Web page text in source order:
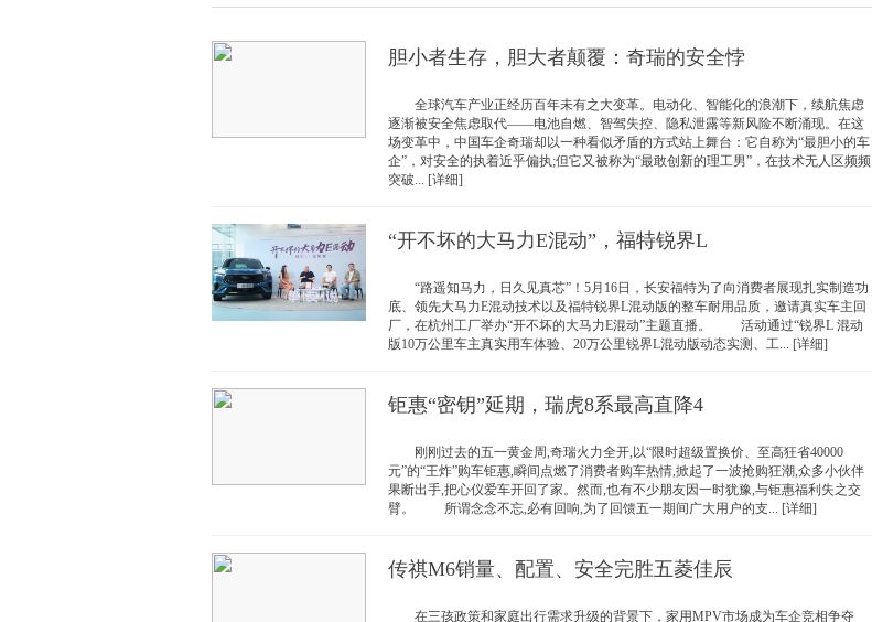
胆小者生存，胆大者颠覆：奇瑞的安全悖
全球汽车产业正经历百年未有之大变革。电动化、智能化的浪潮下，续航焦虑
逐渐被安全焦虑取代——电池自燃、智驾失控、隐私泄露等新风险不断涌现。在这
场变革中，中国车企奇瑞却以一种看似矛盾的方式站上舞台：它自称为“最胆小的车
企”，对安全的执着近乎偏执;但它又被称为“最敢创新的理工男”，在技术无人区频频
突破... [详细]
“开不坏的大马力E混动”，福特锐界L
“路遥知马力，日久见真芯”！5月16日，长安福特为了向消费者展现扎实制造功
底、领先大马力E混动技术以及福特锐界L混动版的整车耐用品质，邀请真实车主回
厂，在杭州工厂举办“开不坏的大马力E混动”主题直播。 活动通过“锐界L 混动
版10万公里车主真实用车体验、20万公里锐界L混动版动态实测、工... [详细]
钜惠“密钥”延期，瑞虎8系最高直降4
刚刚过去的五一黄金周,奇瑞火力全开,以“限时超级置换价、至高狂省40000
元”的“王炸”购车钜惠,瞬间点燃了消费者购车热情,掀起了一波抢购狂潮,众多小伙伴
果断出手,把心仪爱车开回了家。然而,也有不少朋友因一时犹豫,与钜惠福利失之交
臂。 所谓念念不忘,必有回响,为了回馈五一期间广大用户的支... [详细]
传祺M6销量、配置、安全完胜五菱佳辰
在三孩政策和家庭出行需求升级的背景下，家用MPV市场成为车企竞相争夺